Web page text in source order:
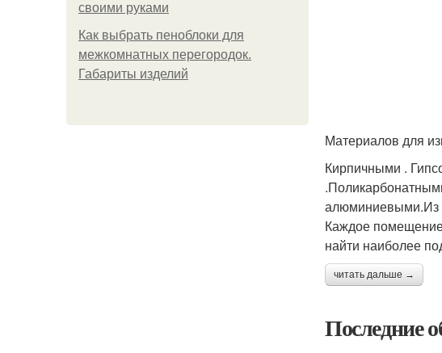
своими руками
Как выбрать пеноблоки для
межкомнатных перегородок.
Габариты изделий
Материалов для
Кирпичными .
алюминиевыми.Из
Каждое
найти наиболее
читать дальше →
Последние